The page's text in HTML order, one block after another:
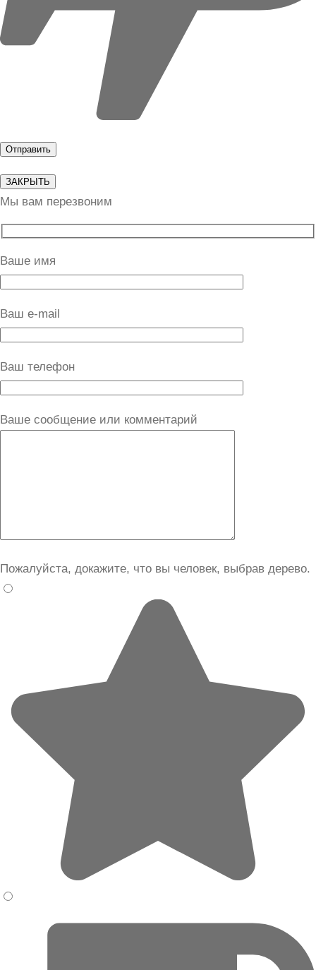
ЗАКРЫТЬ
Мы вам перезвоним
Ваше имя
Ваш e-mail
Ваш телефон
Ваше сообщение или комментарий
Пожалуйста, докажите, что вы человек, выбрав дерево.